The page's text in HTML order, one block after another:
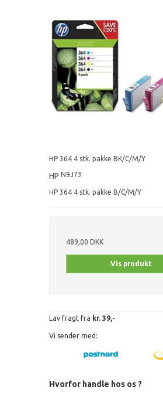
HP 364 4 stk. pakke BK/C/M/Y
HP N9J73
HP 364 4 stk. pakke B/C/M/Y
489,00 DKK
Vis produkt
Lav fragt fra kr. 39,-
Vi sender med:
Hvorfor handle hos os ?